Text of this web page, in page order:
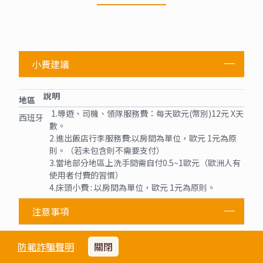
防範詐騙聲明 關閉
小費建議
地區
說明
西班牙
1.導遊、司機、領隊服務費：每天歐元(幣別)12元 X天
數。
2.進出飯店行李服務費:以房間為單位，歐元 1元為原
則。（若未包含則不需要支付）
3.當地部分地區上洗手間需自付0.5~1歐元（歐洲人有
使用者付費的習慣）
4.床頭小費 : 以房間為單位，歐元 1元為原則。
注意事項
※西班牙飯店入住前